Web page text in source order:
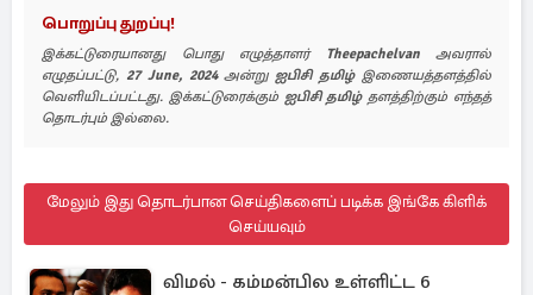
பொறுப்பு துறப்பு!
இக்கட்டுரையானது பொது எழுத்தாளர் Theepachelvanஅவரால்
எழுதப்பட்டு, 27 June, 2024அன்றுஐபிசி தமிழ்இணையத்தளத்தில்
வெளியிடப்பட்டது. இக்கட்டுரைக்கும் ஐபிசி தமிழ்தளத்திற்கும் எந்தத்
தொடர்பும் இல்லை.
மேலும் இது தொடர்பான செய்திகளைப் படிக்க இங்கே கிளிக்
செய்யவும்
விமல் - கம்மன்பில உள்ளிட்ட 6